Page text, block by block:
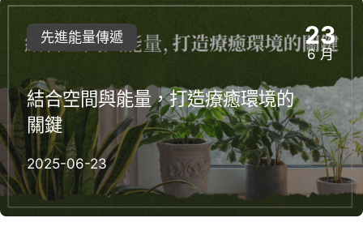
先進能量傳遞 23
6 月
結合空間與能量，打造療癒環境的
關鍵
2025-06-23